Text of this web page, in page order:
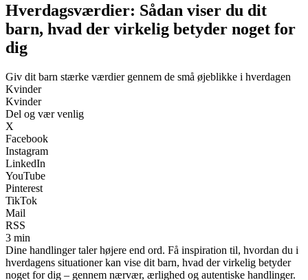
Hverdagsværdier: Sådan viser du dit
barn, hvad der virkelig betyder noget for
dig
Giv dit barn stærke værdier gennem de små øjeblikke i hverdagen
Kvinder
Kvinder
Del og vær venlig
X
Facebook
Instagram
LinkedIn
YouTube
Pinterest
TikTok
Mail
RSS
3 min
Dine handlinger taler højere end ord. Få inspiration til, hvordan du i
hverdagens situationer kan vise dit barn, hvad der virkelig betyder
noget for dig – gennem nærvær, ærlighed og autentiske handlinger.